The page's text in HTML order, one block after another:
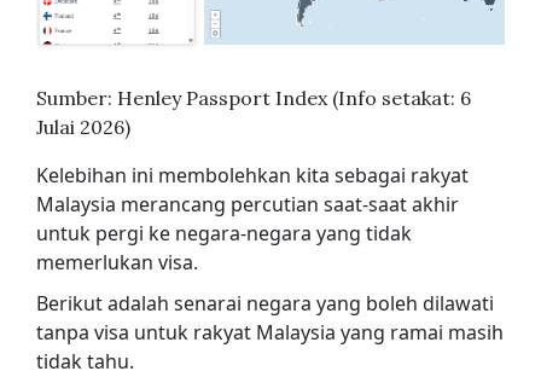
Sumber: Henley Passport Index (Info setakat: 6
Julai 2026)
Kelebihan ini membolehkan kita sebagai rakyat
Malaysia merancang percutian saat-saat akhir
untuk pergi ke negara-negara yang tidak
memerlukan visa.
Berikut adalah senarai negara yang boleh dilawati
tanpa visa untuk rakyat Malaysia yang ramai masih
tidak tahu.